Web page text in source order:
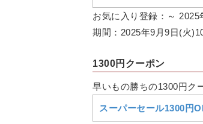
お気に入り登録：～ 2025
期間：2025年9月9日(火
1300円クーポン
早いもの勝ちの1300円ク
スーパーセール1300円